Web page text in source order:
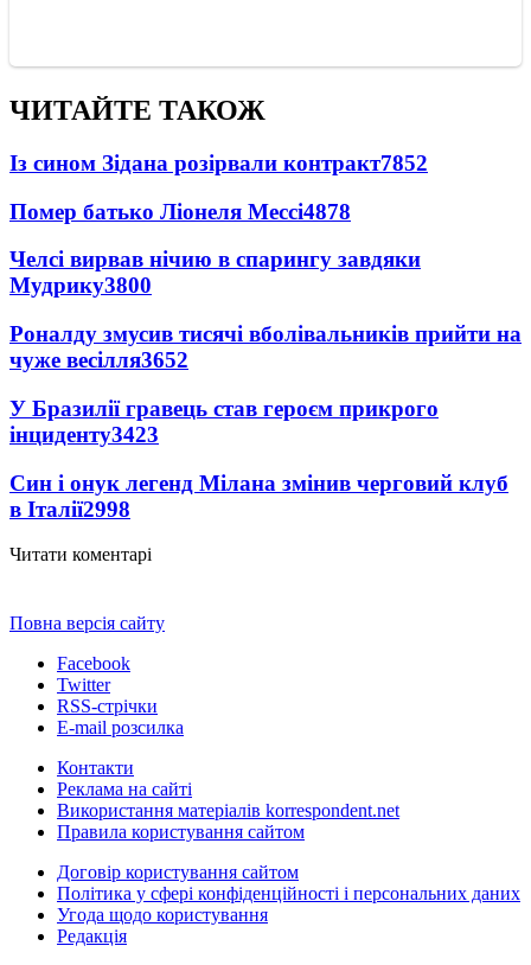
ЧИТАЙТЕ ТАКОЖ
Із сином Зідана розірвали контракт7852
Помер батько Ліонеля Мессі4878
Челсі вирвав нічию в спарингу завдяки
Мудрику3800
Роналду змусив тисячі вболівальників прийти на
чуже весілля3652
У Бразилії гравець став героєм прикрого
інциденту3423
Син і онук легенд Мілана змінив черговий клуб
в Італії2998
Читати коментарі
Повна версія сайту
Facebook
Twitter
RSS-стрічки
E-mail розсилка
Контакти
Реклама на сайті
Використання матеріалів korrespondent.net
Правила користування сайтом
Договір користування сайтом
Політика у сфері конфіденційності і персональних даних
Угода щодо користування
Редакція